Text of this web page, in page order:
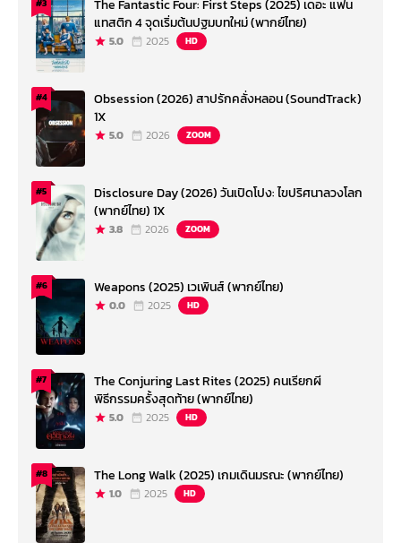
#3
The Fantastic Four: First Steps (2025) เดอะ แฟน
แทสติก 4 จุดเริ่มต้นปฐมบทใหม่ (พากย์ไทย)
5.0 2025 HD
#4
Obsession (2026) สาปรักคลั่งหลอน (SoundTrack)
1X
5.0 2026 ZOOM
#5
Disclosure Day (2026) วันเปิดโปง: ไขปริศนาลวงโลก
(พากย์ไทย) 1X
3.8 2026 ZOOM
#6 Weapons (2025) เวเพินส์ (พากย์ไทย)
0.0 2025 HD
#7
The Conjuring Last Rites (2025) คนเรียกผี
พิธีกรรมครั้งสุดท้าย (พากย์ไทย)
5.0 2025 HD
#8 The Long Walk (2025) เกมเดินมรณะ (พากย์ไทย)
1.0 2025 HD